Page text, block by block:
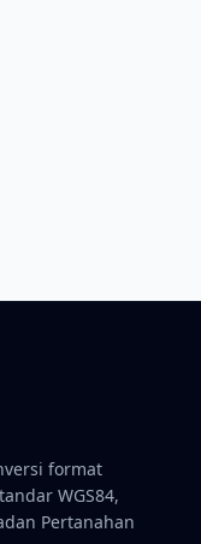
format
WGS84,
Pertanahan